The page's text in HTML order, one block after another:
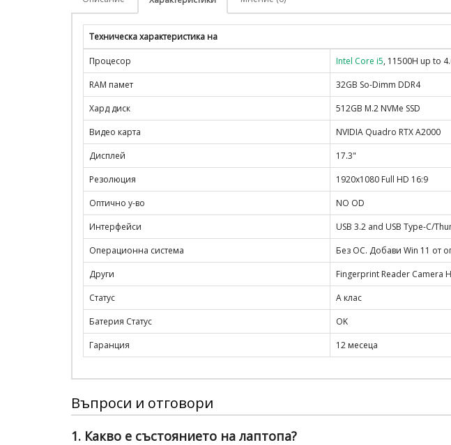
Техническа характеристика на
Процесор Intel Core i5, 11500H up to
RAM памет
32GB So-Dimm DDR4
Хард диск
512GB M.2 NVMe SSD
Видео карта
NVIDIA Quadro RTX A2000
Дисплей
17.3"
Резолюция
1920x1080 Full HD 16:9
Оптично у-во
NO OD
Интерфейси
USB 3.2 and USB Type-C/
Операционна система
Без ОС. Добави Win 11 от
Други
Fingerprint Reader Camera
Статус
A клас
Батерия Статус
OK
Гаранция
12 месеца
Въпроси и отговори
1. Какво е състоянието на лаптопа?